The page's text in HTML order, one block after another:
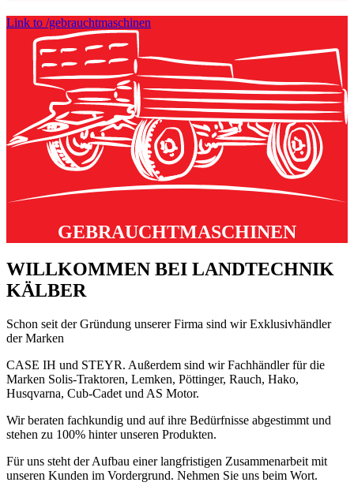
Link to /gebrauchtmaschinen
GEBRAUCHTMASCHINEN
WILLKOMMEN BEI LANDTECHNIK
KÄLBER
Schon seit der Gründung unserer Firma sind wir Exklusivhändler
der Marken
CASE IH und STEYR. Außerdem sind wir Fachhändler für die
Marken Solis-Traktoren, Lemken, Pöttinger, Rauch, Hako,
Husqvarna, Cub-Cadet und AS Motor.
Wir beraten fachkundig und auf ihre Bedürfnisse abgestimmt und
stehen zu 100% hinter unseren Produkten.
Für uns steht der Aufbau einer langfristigen Zusammenarbeit mit
unseren Kunden im Vordergrund. Nehmen Sie uns beim Wort.